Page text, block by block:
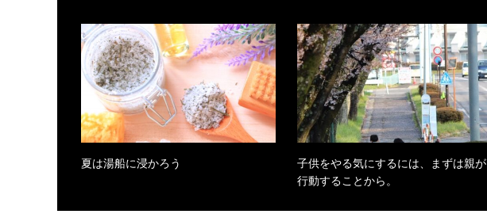
夏は湯船に浸かろう
子供をやる気にするには、まずは親が
行動することから。